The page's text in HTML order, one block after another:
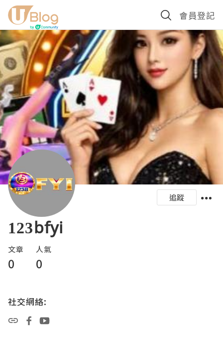
會員登記
追蹤
123bfyi
文章
0
人氣
0
社交網絡: